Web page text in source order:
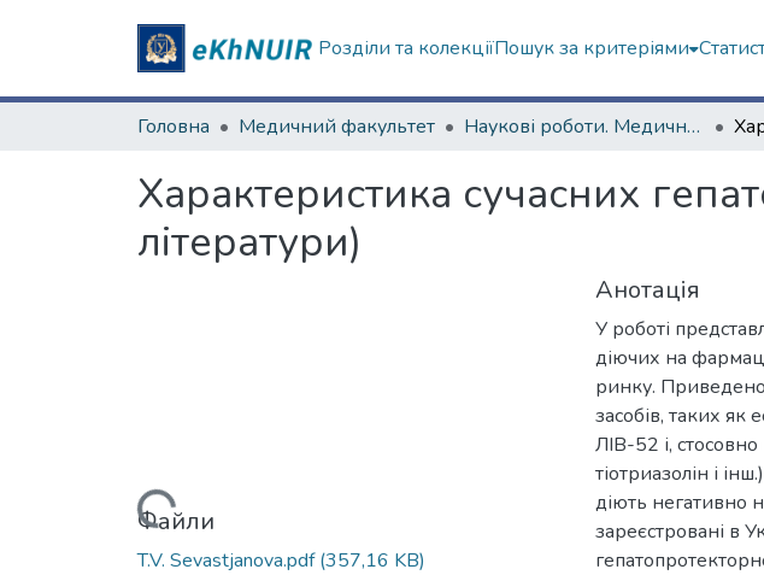
Розділи та колекціїПошук за критеріями
Головна Медичний факультет Наукові роботи. Медичний факультет
Характеристика сучасних
літератури)
Вантажиться...
Файли
T.V. Sevastjanova.pdf(357,16 KB)
Анотація
У роботі
діючих на
ринку. Приведено
засобів, таких як
ЛІВ-52 і,
тіотриазолін і
діють негативно
зареєстровані в